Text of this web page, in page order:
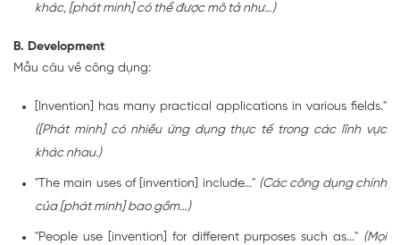
khác, [phát minh] có thể được mô tả như…)
B. Development
Mẫu câu về công dụng:
[Invention] has many practical applications in various fields."
([Phát minh] có nhiều ứng dụng thực tế trong các lĩnh vực
khác nhau.)
"The main uses of [invention] include..." (Các công dụng chính
của [phát minh] bao gồm…)
"People use [invention] for different purposes such as..." (Mọi